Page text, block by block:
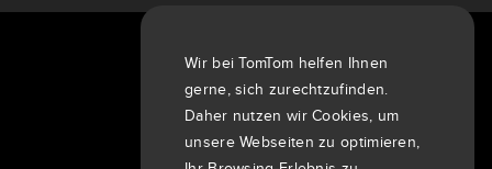
Über uns
Unternehmen
Kunden
Wir bei TomTom helfen Ihnen
gerne, sich zurechtzufinden.
Daher nutzen wir Cookies, um
unsere Webseiten zu optimieren,